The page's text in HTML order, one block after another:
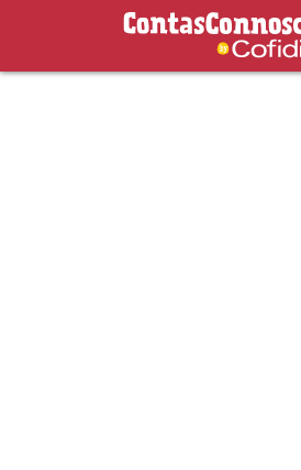
Contas Connosco by Cofidis